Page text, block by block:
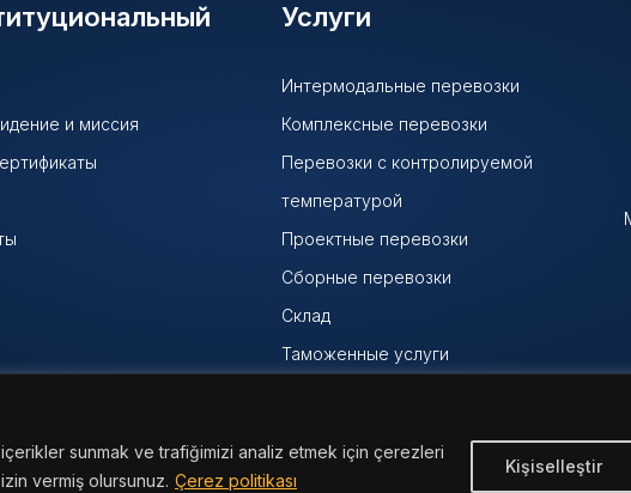
sunmak ve trafiğimizi analiz etmek için çerezleri
vermiş olursunuz. Çerez politikası
Kişiselleştir
и миссия
Услуги
Интермодальные перевозки
Комплексные перевозки
Перевозки с контролируемой
температурой
Проектные перевозки
Сборные перевозки
Склад
Таможенные услуги